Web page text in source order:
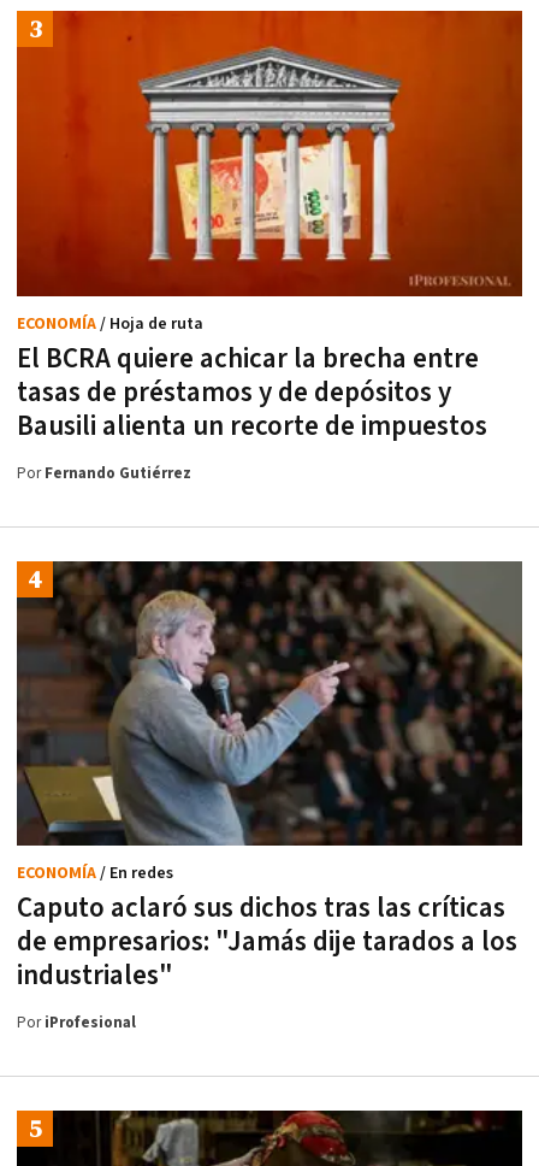
El BCRA quiere achicar la brecha entre
tasas de préstamos y de depósitos y
Bausili alienta un recorte de impuestos
ECONOMÍA/ Hoja de ruta
PorFernando Gutiérrez
Caputo aclaró sus dichos tras las críticas
de empresarios: "Jamás dije tarados a los
industriales"
ECONOMÍA/ En redes
PoriProfesional